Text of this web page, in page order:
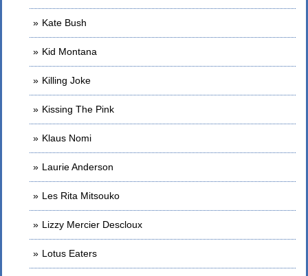
Kate Bush
Kid Montana
Killing Joke
Kissing The Pink
Klaus Nomi
Laurie Anderson
Les Rita Mitsouko
Lizzy Mercier Descloux
Lotus Eaters